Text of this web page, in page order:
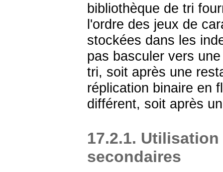
bibliothèque de tri
l'ordre des jeux de
stockées dans les
pas basculer vers
tri, soit après une
réplication binaire en
différent, soit après
17.2.1.
secondaires